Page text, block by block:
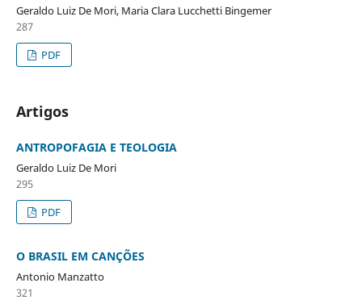
Geraldo Luiz De Mori, Maria Clara Lucchetti Bingemer
287
PDF
Artigos
ANTROPOFAGIA E TEOLOGIA
Geraldo Luiz De Mori
295
PDF
O BRASIL EM CANÇÕES
Antonio Manzatto
321